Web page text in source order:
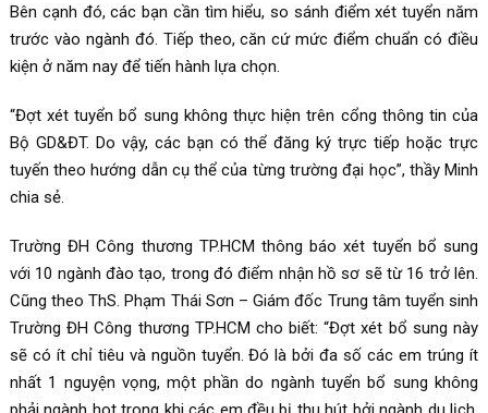
Bên cạnh đó, các bạn cần tìm hiểu, so sánh điểm xét tuyển năm
trước vào ngành đó. Tiếp theo, căn cứ mức điểm chuẩn có điều
kiện ở năm nay để tiến hành lựa chọn.
“Đợt xét tuyển bổ sung không thực hiện trên cổng thông tin của
Bộ GD&ĐT. Do vậy, các bạn có thể đăng ký trực tiếp hoặc trực
tuyến theo hướng dẫn cụ thể của từng trường đại học”, thầy Minh
chia sẻ.
Trường ĐH Công thương TP.HCM thông báo xét tuyển bổ sung
với 10 ngành đào tạo, trong đó điểm nhận hồ sơ sẽ từ 16 trở lên.
Cũng theo ThS. Phạm Thái Sơn – Giám đốc Trung tâm tuyển sinh
Trường ĐH Công thương TP.HCM cho biết: “Đợt xét bổ sung này
sẽ có ít chỉ tiêu và nguồn tuyển. Đó là bởi đa số các em trúng ít
nhất 1 nguyện vọng, một phần do ngành tuyển bổ sung không